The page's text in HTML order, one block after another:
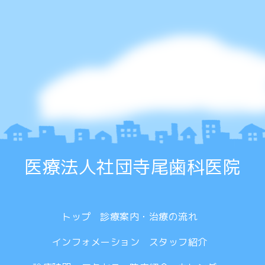
医療法人社団寺尾歯科医院
トップ
診療案内・治療の流れ
インフォメーション
スタッフ紹介